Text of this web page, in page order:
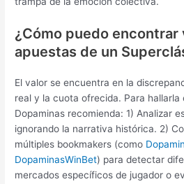
¿Cómo puedo encontrar
apuestas de un
El valor se encuentra en la
real y la cuota ofrecida. Para hallarla
Dopaminas recomienda: 1) Analizar
ignorando la narrativa histórica. 2)
múltiples bookmakers (como
DopaminasWinBet) para detectar
mercados específicos de jugador o